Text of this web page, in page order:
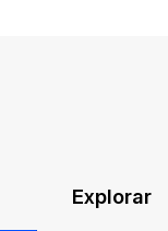
Explorar